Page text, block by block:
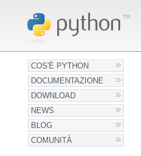
COS'È PYTHON
DOCUMENTAZIONE
DOWNLOAD
NEWS
BLOG
COMUNITÀ